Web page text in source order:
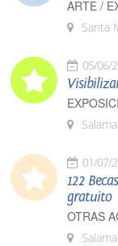
ARTE /
Santa
05/06/
01/07/
122
gratuito
OTRAS